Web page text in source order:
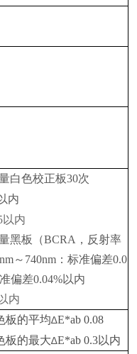
白色校正板30次
内
以内
黑板（BCRA ，反射率
～ 740nm ：标准偏差0.0
准偏差0.04%以内
以内
板的平均∆E*ab 0.08
板的最大∆E*ab 0.3以内